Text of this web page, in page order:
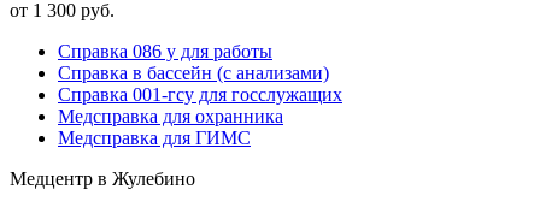
от 1 300 руб.
Справка 086 у для работы
Справка в бассейн (с анализами)
Справка 001-гсу для госслужащих
Медсправка для охранника
Медсправка для ГИМС
Медцентр в Жулебино